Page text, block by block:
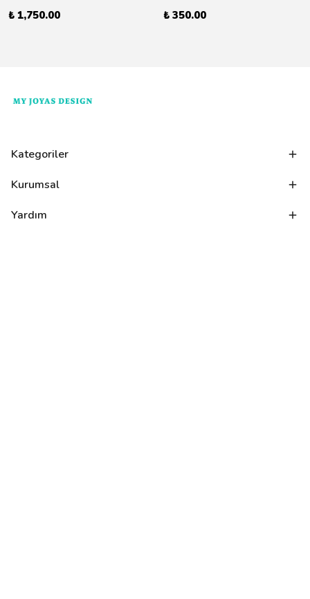
₺ 1,750.00 ₺ 350.00
Kategoriler
Kurumsal
Yardım